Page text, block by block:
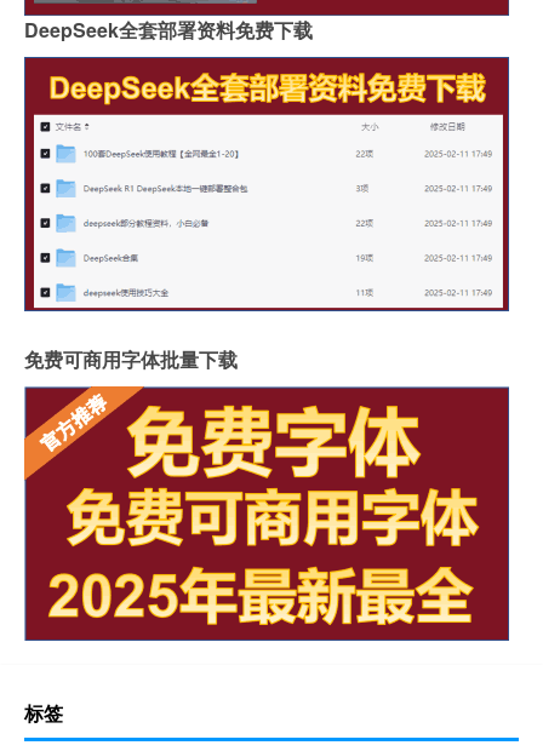
DeepSeek全套部署资料免费下载
免费可商用字体批量下载
标签